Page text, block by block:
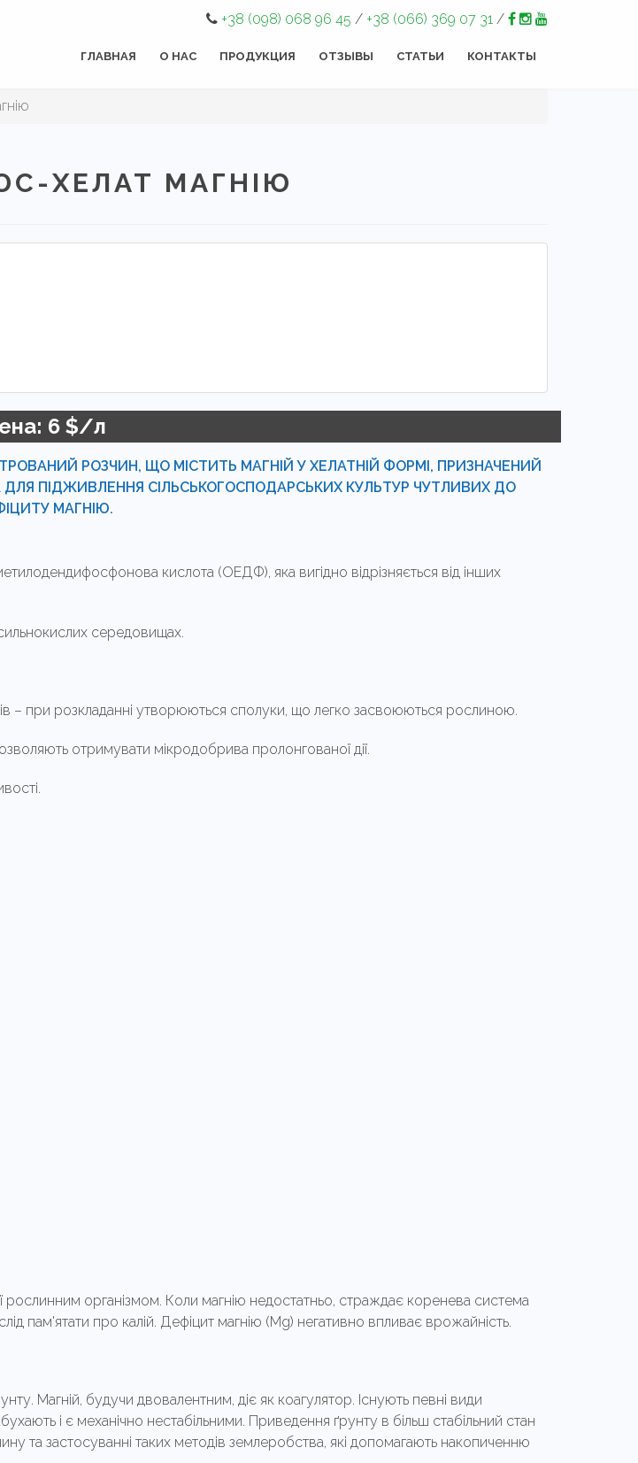
+38 (098) 068 96 45 / +38 (066) 369 07 31 /
ГЛАВНАЯ О НАС ПРОДУКЦИЯ ОТЗЫВЫ СТАТЬИ КОНТАКТЫ
ХЕЛАТ МАГНІЮ
6 $/л
РОЗЧИН, ЩО МІСТИТЬ МАГНІЙ У ХЕЛАТНІЙ ФОРМІ, ПРИЗНАЧЕНИЙ
ПІДЖИВЛЕННЯ СІЛЬСЬКОГОСПОДАРСЬКИХ КУЛЬТУР ЧУТЛИВИХ ДО
МАГНІЮ.
кислота (ОЕДФ), яка вигідно відрізняється від інших
середовищах.
– при розкладанні утворюються сполуки, що легко засвоюються рослиною.
отримувати мікродобрива пролонгованої дії.
організмом. Коли магнію недостатньо, страждає коренева система
пам'ятати про калій. Дефіцит магнію (Мg) негативно впливає врожайність.
Магній, будучи двовалентним, діє як коагулятор. Існують певні види
і є механічно нестабільними. Приведення ґрунту в більш стабільний стан
та застосуванні таких методів землеробства, які допомагають накопиченню